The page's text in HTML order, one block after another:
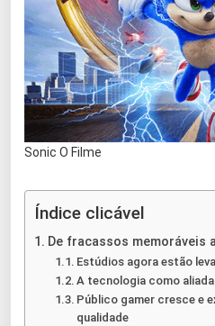
Sonic O Filme
Índice clicável
De fracassos memoráveis
Estúdios agora estão
A tecnologia como aliada
Público gamer cresce e
qualidade